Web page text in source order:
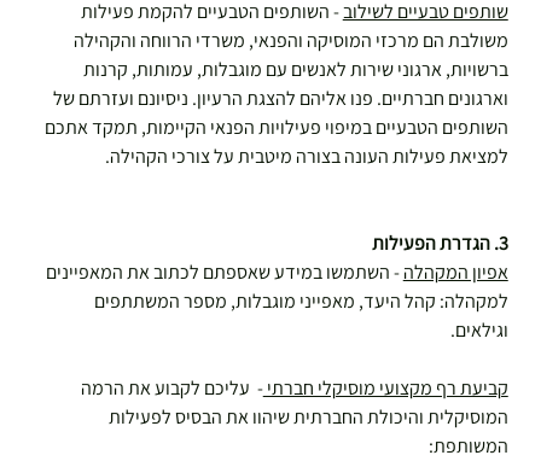
שותפים טבעיים לשילוב - השותפים הטבעיים להקמת פעילות
משולבת הם מרכזי המוסיקה והפנאי, משרדי הרווחה והקהילה
ברשויות, ארגוני שירות לאנשים עם מוגבלות, עמותות, קרנות
וארגונים חברתיים. פנו אליהם להצגת הרעיון. ניסיונם ועזרתם של
השותפים הטבעיים במיפוי פעילויות הפנאי הקיימות, תמקד אתכם
למציאת פעילות העונה בצורה מיטבית על צורכי הקהילה.
3. הגדרת הפעילות
אפיון המקהלה - השתמשו במידע שאספתם לכתוב את המאפיינים
למקהלה: קהל היעד, מאפייני מוגבלות, מספר המשתתפים
וגילאים.
קביעת רף מקצועי מוסיקלי חברתי -  עליכם לקבוע את הרמה
המוסיקלית והיכולת החברתית שיהוו את הבסיס לפעילות
המשותפת: